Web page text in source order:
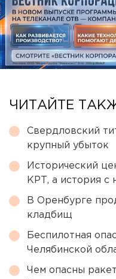
ЧИТАЙТЕ
Свердловский
крупный убыток
Исторический
КРТ, а история с
В Оренбурге
кладбищ
Беспилотная
Челябинской
Чем опасны